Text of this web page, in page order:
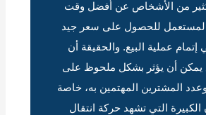
من الأشخاص عن أفضل وقت
المستعمل للحصول على سعر جيد
عملية البيع. والحقيقة أن
يمكن أن يؤثر بشكل ملحوظ على
المشترين المهتمين به، خاصة
التي تشهد حركة انتقال